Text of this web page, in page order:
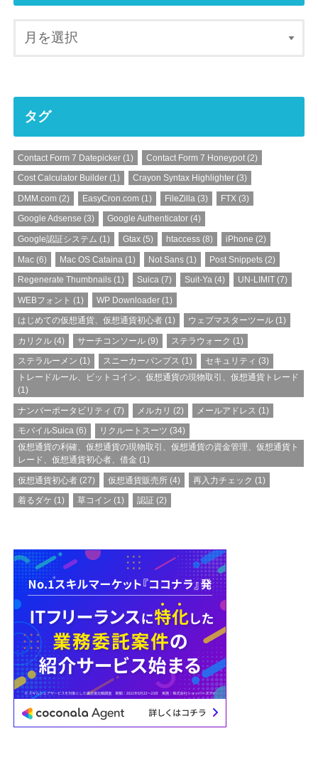
タグ
Contact Form 7 Datepicker(1) Contact Form 7 Honeypot(2)
Cost Calculator Builder(1) Crayon Syntax Highlighter(3)
DMM.com (2) EasyCron.com (1) FileZilla (3) FTX (3)
Google Adsense (3) Google Authenticator(4)
Google認証システム (1) Gtax(5) htaccess (8) iPhone (2)
Mac(6) Mac OS Cataina (1) Not Sans (1) Post Snippets (2)
Regenerate Thumbnails(1) Suica(7) Suit-Ya (4) UN-LIMIT (7)
WEBフォント (1) WP Downloader(1)
はじめての仮想通貨、仮想通貨初心者(1) ウェブマスターツール(1)
カリクル(4) サーチコンソール(9) ステラウォーク (1)
ステラルーメン (1) スニーカーパンプス (1) セキュリティ (3)
トレードルール、ビットコイン、仮想通貨の現物取引、仮想通貨トレード
(1)
ナンバーポータビリティ (7) メルカリ (2) メールアドレス (1)
モバイルSuica(6) リクルートスーツ (34)
仮想通貨の利確、仮想通貨の現物取引、仮想通貨の資金管理、仮想通貨ト
レード、仮想通貨初心者、借金 (1)
仮想通貨初心者(27) 仮想通貨販売所(4) 再入力チェック (1)
着るダケ (1) 草コイン (1) 認証 (2)